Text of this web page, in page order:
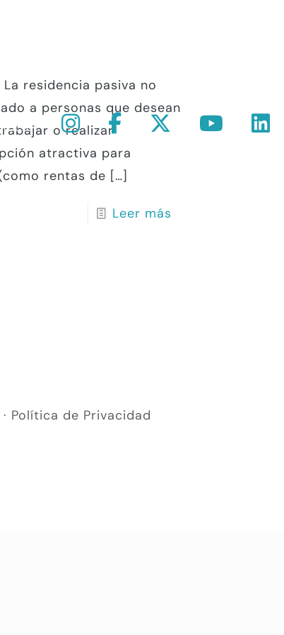
residencia pasiva no
a personas que desean
o realizar
atractiva para
rentas de […]
Leer más
· Política de Privacidad